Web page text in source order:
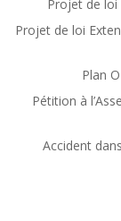
Projet de loi
Projet de loi
Plan
Pétition à
Accident